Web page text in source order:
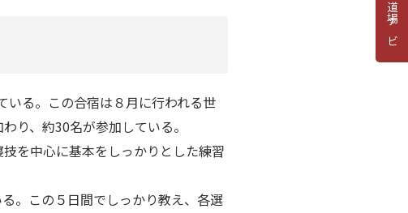
道場ナビ
いる。この合宿は８月に行われる世
り、約30名が参加している。
を中心に基本をしっかりとした練習
。この５日間でしっかり教え、各選